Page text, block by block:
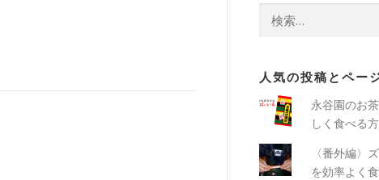
人気の投稿とペー
永谷園のお
しく食べる
〈番外編〉
を効率よく